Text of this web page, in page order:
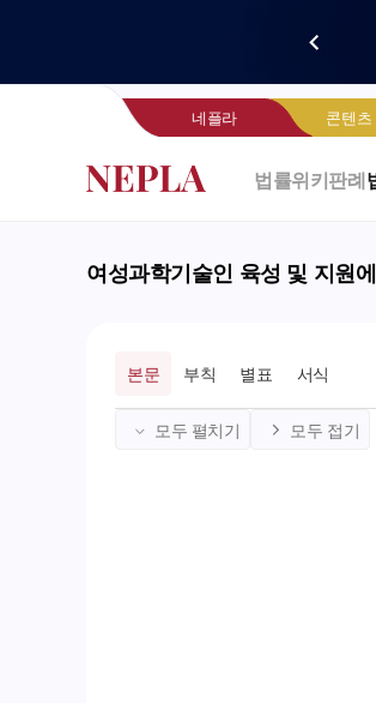
네플라 콘텐츠
법률위키판례
여성과학기술인 육성 및 지원
본문 부칙 별표 서식
모두 펼치기 모두 접기